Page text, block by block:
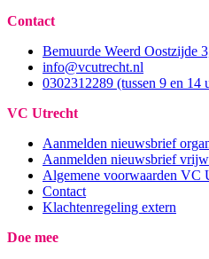
Contact
Bemuurde Weerd Oostzijde
info@vcutrecht.nl
0302312289 (tussen 9 en 14
VC Utrecht
Aanmelden nieuwsbrief
Aanmelden nieuwsbrief
Algemene voorwaarden VC
Contact
Klachtenregeling extern
Doe mee